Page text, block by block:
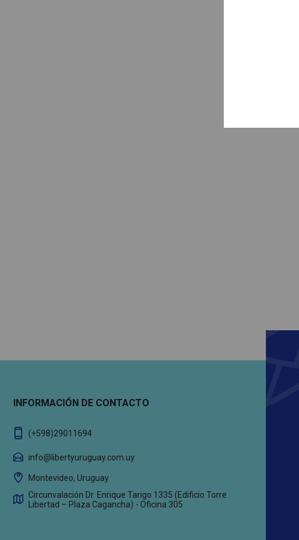
INFORMACIÓN DE CONTACTO
(+598)29011694
info@libertyuruguay.com.uy
Montevideo, Uruguay
Circunvalación Dr. Enrique Tarigo 1335 (Edificio Torre
Libertad – Plaza Cagancha) - Oficina 305